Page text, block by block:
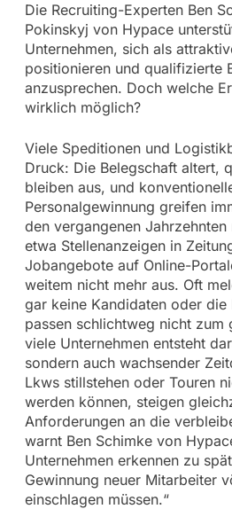
Die Recruiting-Experten Ben
Pokinskyj von Hypace
Unternehmen, sich als
positionieren und qualifizierte
anzusprechen. Doch welche
wirklich möglich?
Viele Speditionen und
Druck: Die Belegschaft altert,
bleiben aus, und
Personalgewinnung greifen
den vergangenen
etwa Stellenanzeigen in
Jobangebote auf Online-
weitem nicht mehr aus. Oft
gar keine Kandidaten oder die
passen schlichtweg nicht zum
viele Unternehmen entsteht
sondern auch wachsender
Lkws stillstehen oder Touren
werden können, steigen
Anforderungen an die
warnt Ben Schimke von
Unternehmen erkennen zu
Gewinnung neuer Mitarbeiter
einschlagen müssen.“